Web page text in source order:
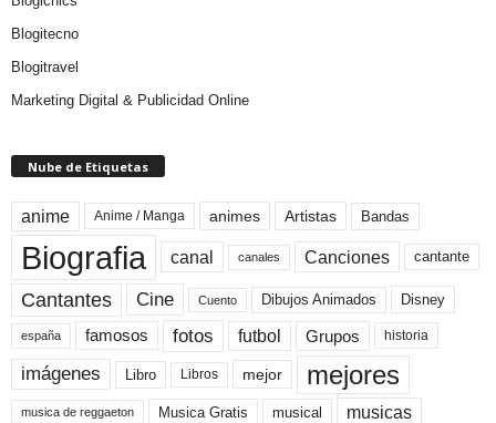
Blogitecno
Blogitravel
Marketing Digital & Publicidad Online
Nube de Etiquetas
anime Anime / Manga animes Artistas Bandas
Biografia canal canales Canciones cantante
Cantantes Cine Cuento Dibujos Animados Disney
españa famosos fotos futbol Grupos historia
imágenes Libro Libros mejor mejores
musica de reggaeton Musica Gratis musical musicas